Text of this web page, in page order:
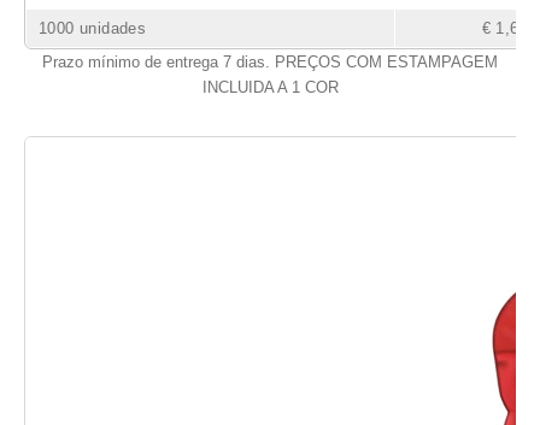
1000 unidades
€ 1,69
Prazo mínimo de entrega 7 dias. PREÇOS COM ESTAMPAGEM
INCLUIDA A 1 COR